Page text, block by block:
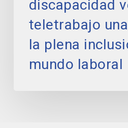
plena
inclusión
mundo
laboral
discapacidad
teletrabajo
la plena
mundo laboral